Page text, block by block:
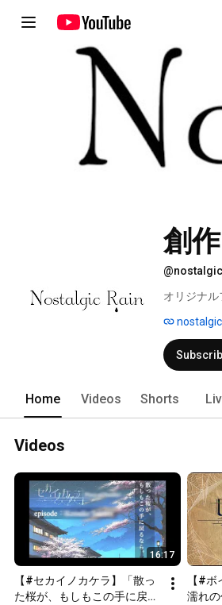
創
オリジナ
Home Videos Shorts
Videos
16:17
【#セカイノカケラ】「散っ
た桜が、もしもこの手に戻る
【#
濡れ